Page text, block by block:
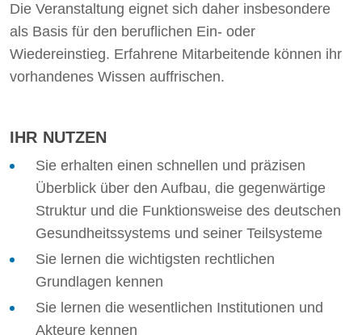
Die Veranstaltung eignet sich daher insbesondere
als Basis für den beruflichen Ein- oder
Wiedereinstieg. Erfahrene Mitarbeitende können ihr
vorhandenes Wissen auffrischen.
IHR NUTZEN
Sie erhalten einen schnellen und präzisen
Überblick über den Aufbau, die gegenwärtige
Struktur und die Funktionsweise des deutschen
Gesundheitssystems und seiner Teilsysteme
Sie lernen die wichtigsten rechtlichen
Grundlagen kennen
Sie lernen die wesentlichen Institutionen und
Akteure kennen